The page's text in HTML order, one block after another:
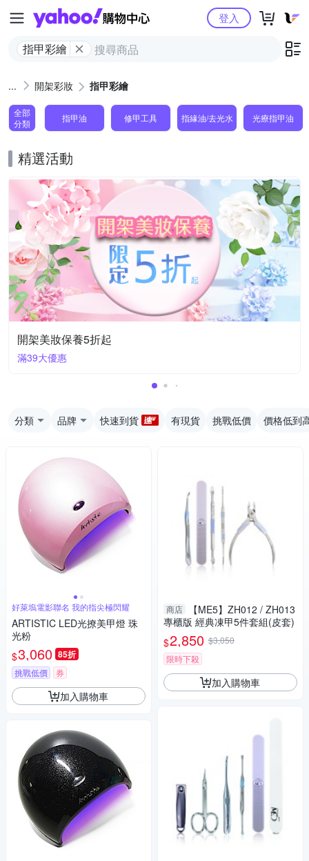
Yahoo購物中心
指甲彩繪
登入
開架彩妝 指甲彩繪
全部
分類
指甲油 修甲工具 指緣油/去光水 光療指甲油
精選活動
開架美妝保養5折起
滿39大優惠
分類 品牌 快速到貨 有現貨 挑戰低價 價格低到
好萊塢電影聯名 我的指尖極閃耀
ARTISTIC LED光撩美甲燈 珠
光粉
$3,060 85折
挑戰低價 券
加入購物車
商店
【ME5】ZH012 / ZH013
專櫃版 經典凍甲5件套組(皮套)
$2,850 $3,050
限時下殺
加入購物車